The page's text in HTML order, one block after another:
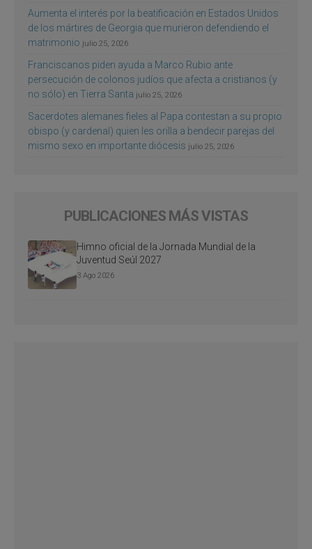
Aumenta el interés por la beatificación en Estados Unidos
de los mártires de Georgia que murieron defendiendo el
matrimonio julio 25, 2026
Franciscanos piden ayuda a Marco Rubio ante
persecución de colonos judíos que afecta a cristianos (y
no sólo) en Tierra Santa julio 25, 2026
Sacerdotes alemanes fieles al Papa contestan a su propio
obispo (y cardenal) quien les orilla a bendecir parejas del
mismo sexo en importante diócesis julio 25, 2026
PUBLICACIONES MÁS VISTAS
Himno oficial de la Jornada Mundial de la
Juventud Seúl 2027
3 Ago 2026